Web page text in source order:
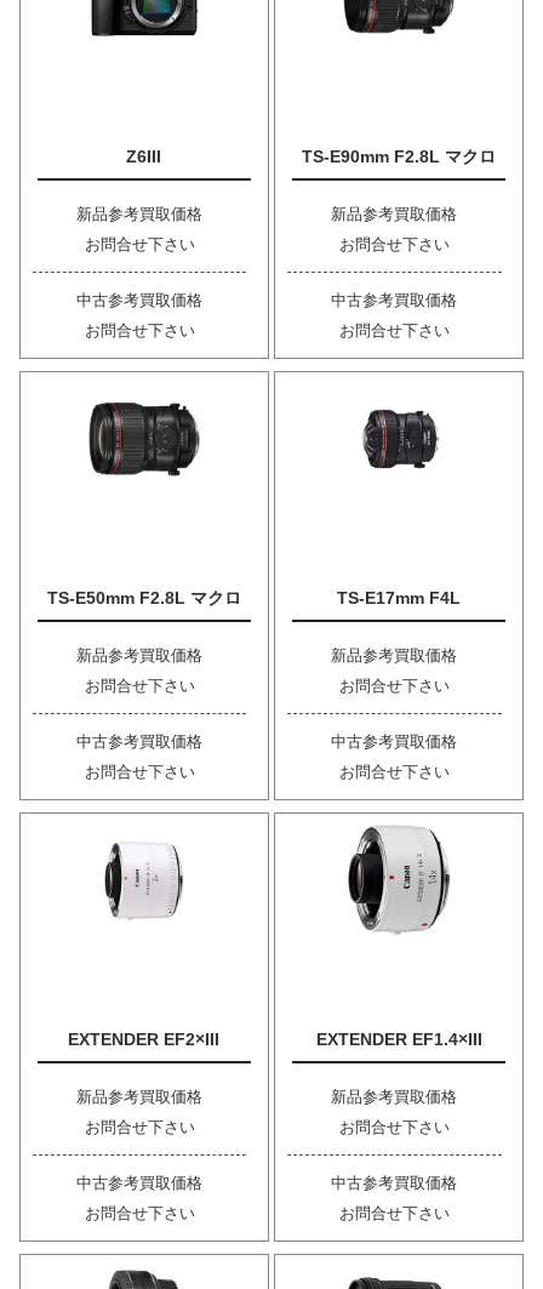
Z6III
新品参考買取価格
お問合せ下さい
中古参考買取価格
お問合せ下さい
TS-E90mm F2.8L マクロ
新品参考買取価格
お問合せ下さい
中古参考買取価格
お問合せ下さい
TS-E50mm F2.8L マクロ
新品参考買取価格
お問合せ下さい
中古参考買取価格
お問合せ下さい
TS-E17mm F4L
新品参考買取価格
お問合せ下さい
中古参考買取価格
お問合せ下さい
EXTENDER EF2×III
新品参考買取価格
お問合せ下さい
中古参考買取価格
お問合せ下さい
EXTENDER EF1.4×III
新品参考買取価格
お問合せ下さい
中古参考買取価格
お問合せ下さい